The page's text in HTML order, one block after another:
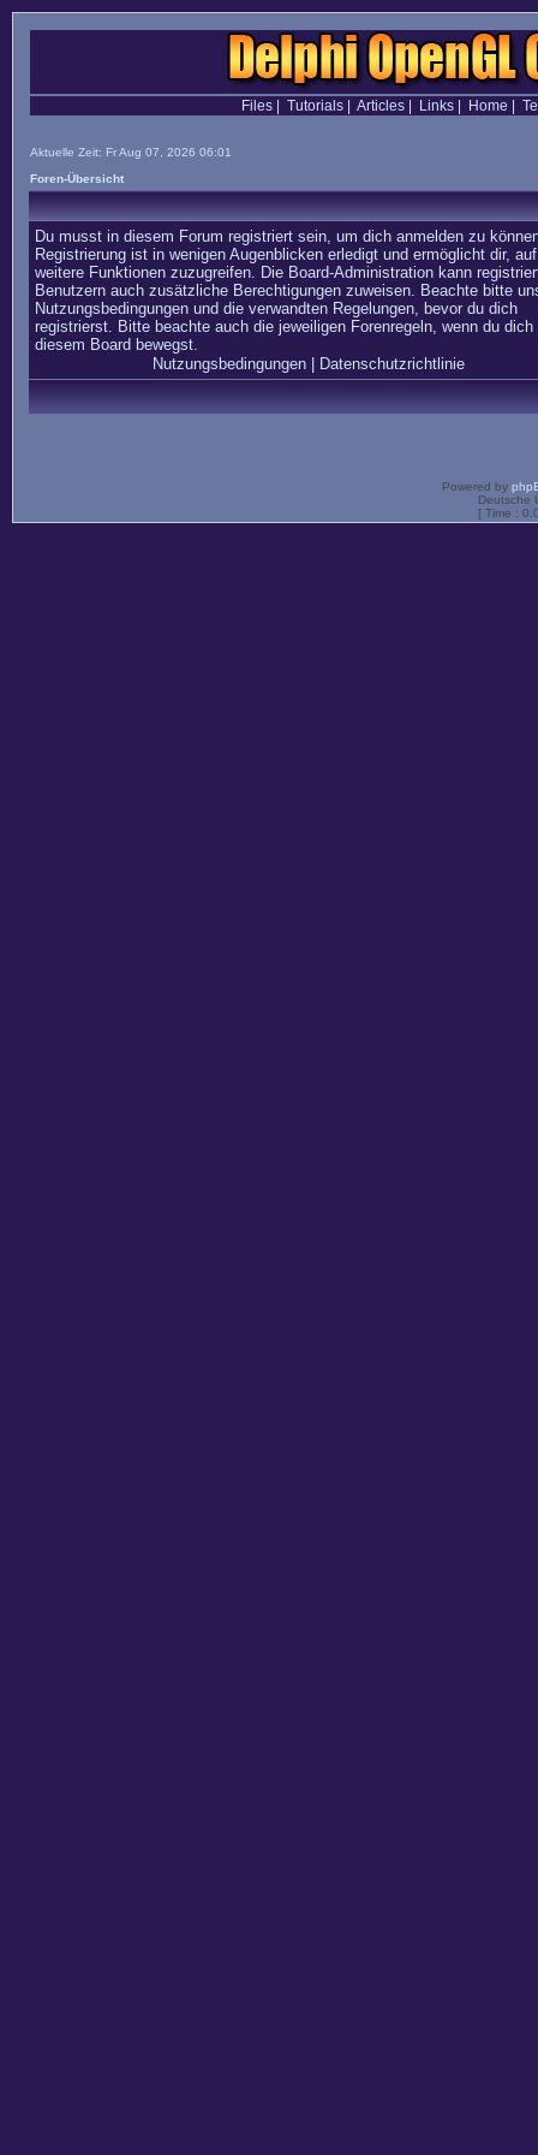
Files| Tutorials| Articles| Links| Home
Aktuelle Zeit: Fr Aug 07, 2026 06:01
Foren-Übersicht
Du musst in diesem Forum registriert sein, um dich anmelden zu
Registrierung ist in wenigen Augenblicken erledigt und ermöglicht dir, auf
weitere Funktionen zuzugreifen. Die Board-Administration kann
Benutzern auch zusätzliche Berechtigungen zuweisen. Beachte bitte
Nutzungsbedingungen und die verwandten Regelungen, bevor du dich
registrierst. Bitte beachte auch die jeweiligen Forenregeln, wenn du dich
diesem Board bewegst.
Nutzungsbedingungen| Datenschutzrichtlinie
Powered by
Deutsche
[ Time :